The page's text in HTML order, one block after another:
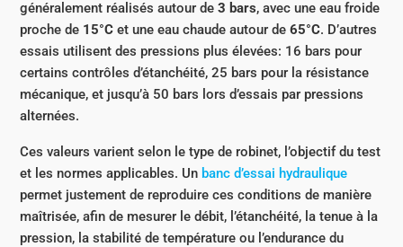
généralement réalisés autour de3 bars, avec une eau froide
proche de 15°C et une eau chaude autour de65°C. D’autres
essais utilisent des pressions plus élevées: 16 bars pour
certains contrôles d’étanchéité, 25 bars pour la résistance
mécanique, et jusqu’à 50 bars lors d’essais par pressions
alternées.
Ces valeurs varient selon le type de robinet, l’objectif du test
et les normes applicables. Un banc d’essai hydraulique
permet justement de reproduire ces conditions de manière
maîtrisée, afin de mesurer le débit, l’étanchéité, la tenue à la
pression, la stabilité de température ou l’endurance du